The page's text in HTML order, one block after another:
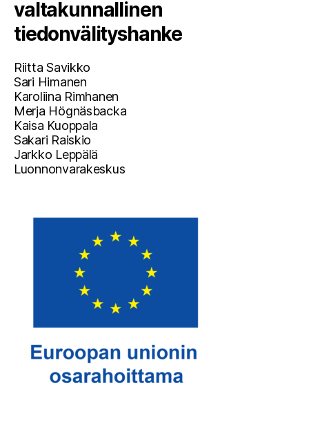
valtakunnallinen
tiedonvälityshanke
Riitta Savikko
Sari Himanen
Karoliina Rimhanen
Merja Högnäsbacka
Kaisa Kuoppala
Sakari Raiskio
Jarkko Leppälä
Luonnonvarakeskus